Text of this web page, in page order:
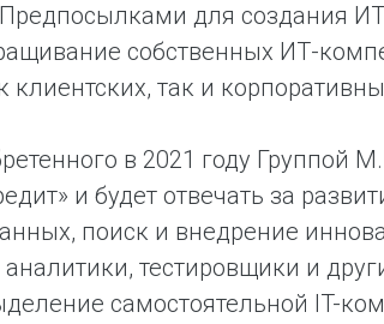
для создания
собственных ИТ-
клиентских, так и
в 2021 году Группой
и будет отвечать за
поиск и внедрение
тестировщики и
самостоятельной IT-